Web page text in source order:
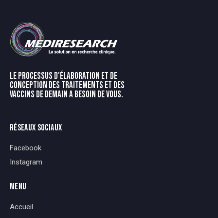
a
t
e
:
LE PROCESSUS D'ÉLABORATION ET DE
CONCEPTION DES TRAITEMENTS ET DES
VACCINS DE DEMAIN A BESOIN DE VOUS.
RÉSEAUX SOCIAUX
Facebook
Instagram
MENU
Accueil